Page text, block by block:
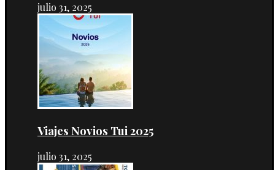
julio 31, 2025
Viajes Novios Tui 2025
julio 31, 2025